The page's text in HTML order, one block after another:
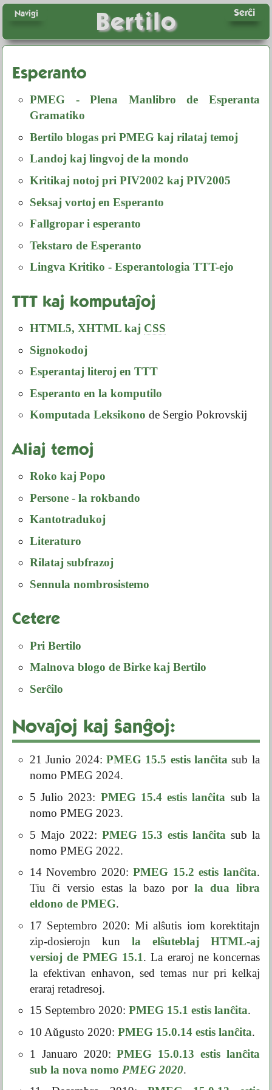
Bertilo Serĉi
Navigi
Esperanto
PMEG - Plena Manlibro de Esperanta
Gramatiko
Bertilo blogas pri PMEG kaj rilataj temoj
Landoj kaj lingvoj de la mondo
Kritikaj notoj pri PIV2002 kaj PIV2005
Seksaj vortoj en Esperanto
Fallgropar i esperanto
Tekstaro de Esperanto
Lingva Kritiko - Esperantologia TTT-ejo
TTT kaj komputaĵoj
HTML5, XHTMLkaj CSS
Signokodoj
Esperantaj literoj en TTT
Esperanto en la komputilo
Komputada Leksikono de Sergio Pokrovskij
Aliaj temoj
Roko kaj Popo
Persone - la rokbando
Kantotradukoj
Literaturo
Rilataj subfrazoj
Sennula nombrosistemo
Cetere
Pri Bertilo
Malnova blogo de Birke kaj Bertilo
Serĉilo
Novaĵoj kaj ŝanĝoj:
21 Junio 2024:PMEG 15.5 estis lanĉita sub la
nomo PMEG 2024.
5 Julio 2023: PMEG 15.4 estis lanĉita sub la
nomo PMEG 2023.
5 Majo 2022: PMEG 15.3 estis lanĉita sub la
nomo PMEG 2022.
14 Novembro 2020:PMEG 15.2 estis lanĉita.
Tiu ĉi versio estas la bazo porla dua libra
eldono de PMEG.
17 Septembro 2020: Mi alŝutis iom korektitajn
zip-dosierojn kun la elŝuteblaj HTML-aj
versioj de PMEG 15.1. La eraroj ne koncernas
la efektivan enhavon, sed temas nur pri kelkaj
eraraj retadresoj.
15 Septembro 2020: PMEG 15.1 estis lanĉita.
10 Aŭgusto 2020: PMEG 15.0.14 estis lanĉita.
1 Januaro 2020:PMEG 15.0.13 estis lanĉita
sub la nova nomo PMEG 2020.